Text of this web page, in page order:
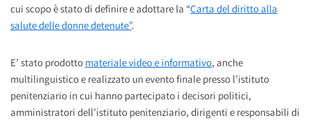
cui scopo è stato di definire e adottare la “Carta del diritto alla
salute delle donne detenute”.
E’ stato prodotto materiale video e informativo, anche
multilinguistico e realizzato un evento finale presso l’istituto
penitenziario in cui hanno partecipato i decisori politici,
amministratori dell’istituto penitenziario, dirigenti e responsabili di